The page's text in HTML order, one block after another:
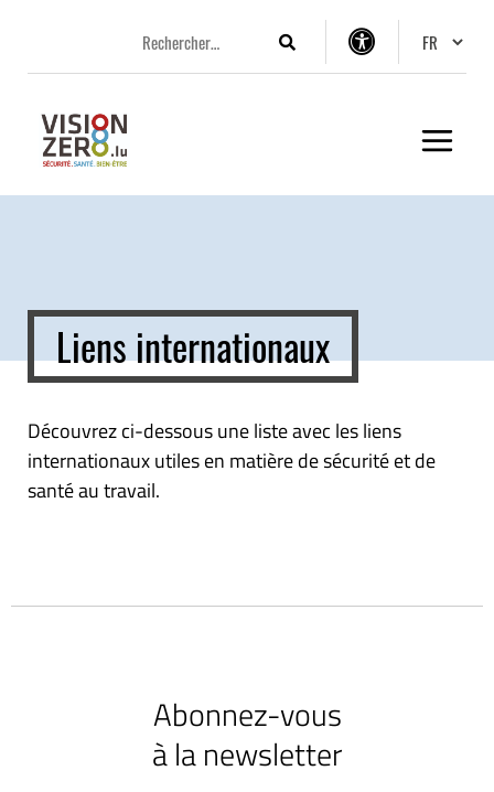
menu
contenu
pied
Rechercher
Options
Liens internationaux
Découvrez ci-dessous une liste avec les liens
internationaux utiles en matière de sécurité et de
santé au travail.
Abonnez-vous
à la newsletter